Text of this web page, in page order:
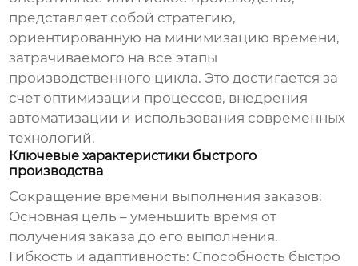
представляет собой стратегию,
ориентированную на минимизацию времени,
затрачиваемого на все этапы
производственного цикла. Это достигается за
счет оптимизации процессов, внедрения
автоматизации и использования современных
технологий.
Ключевые характеристики быстрого
производства
Сокращение времени выполнения заказов:
Основная цель – уменьшить время от
получения заказа до его выполнения.
Гибкость и адаптивность: Способность быстро